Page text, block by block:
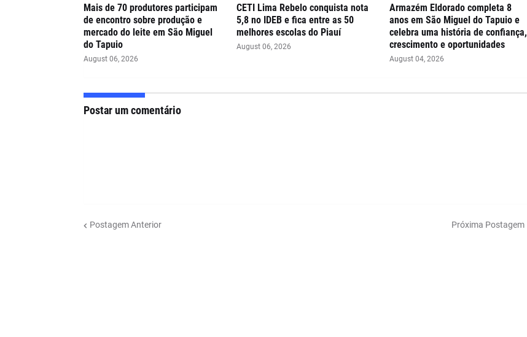
Mais de 70 produtores participam
de encontro sobre produção e
mercado do leite em São Miguel
do Tapuio
August 06, 2026
CETI Lima Rebelo conquista nota
5,8 no IDEB e fica entre as 50
melhores escolas do Piauí
August 06, 2026
Armazém Eldorado completa 8
anos em São Miguel do Tapuio e
celebra uma história de confiança,
crescimento e oportunidades
August 04, 2026
Postar um comentário
Postagem Anterior Próxima Postagem